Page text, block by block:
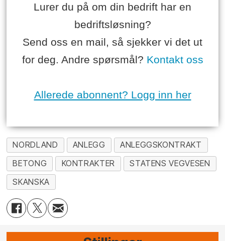
Lurer du på om din bedrift har en
bedriftsløsning?
Send oss en mail, så sjekker vi det ut
for deg. Andre spørsmål? Kontakt oss
Allerede abonnent? Logg inn her
NORDLAND ANLEGG
ANLEGGSKONTRAKT
BETONG
KONTRAKTER
STATENS VEGVESEN
SKANSKA